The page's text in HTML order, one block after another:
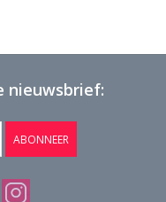
nieuwsbrief:
ABONNEER